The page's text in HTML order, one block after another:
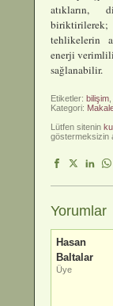
atıkların,
biriktirilerek;
tehlikelerin
enerji
sağlanabilir.
Etiketler: bilişim
Kategori:
Lütfen sitenin
göstermeksizin
Yorumlar
Hasan
Baltalar
Üye